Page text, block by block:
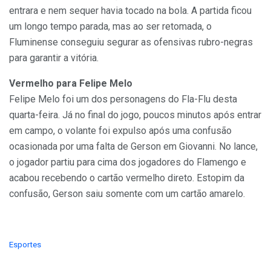
entrara e nem sequer havia tocado na bola. A partida ficou
um longo tempo parada, mas ao ser retomada, o
Fluminense conseguiu segurar as ofensivas rubro-negras
para garantir a vitória.
Vermelho para Felipe Melo
Felipe Melo foi um dos personagens do Fla-Flu desta
quarta-feira. Já no final do jogo, poucos minutos após entrar
em campo, o volante foi expulso após uma confusão
ocasionada por uma falta de Gerson em Giovanni. No lance,
o jogador partiu para cima dos jogadores do Flamengo e
acabou recebendo o cartão vermelho direto. Estopim da
confusão, Gerson saiu somente com um cartão amarelo.
C
Esportes